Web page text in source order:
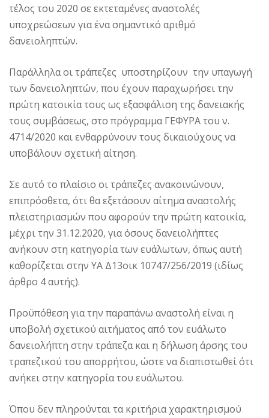
τέλος του 2020 σε εκτεταμένες αναστολές
υποχρεώσεων για ένα σημαντικό αριθμό
δανειοληπτών.
Παράλληλα οι τράπεζες υποστηρίζουν την υπαγωγή
των δανειοληπτών, που έχουν παραχωρήσει την
πρώτη κατοικία τους ως εξασφάλιση της δανειακής
τους συμβάσεως, στο πρόγραμμα ΓΕΦΥΡΑ του ν.
4714/2020 και ενθαρρύνουν τους δικαιούχους να
υποβάλουν σχετική αίτηση.
Σε αυτό το πλαίσιο οι τράπεζες ανακοινώνουν,
επιπρόσθετα, ότι θα εξετάσουν αίτημα αναστολής
πλειστηριασμών που αφορούν την πρώτη κατοικία,
μέχρι την 31.12.2020, για όσους δανειολήπτες
ανήκουν στη κατηγορία των ευάλωτων, όπως αυτή
καθορίζεται στην ΥΑ Δ13οικ 10747/256/2019 (ιδίως
άρθρο 4 αυτής).
Προϋπόθεση για την παραπάνω αναστολή είναι η
υποβολή σχετικού αιτήματος από τον ευάλωτο
δανειολήπτη στην τράπεζα και η δήλωση άρσης του
τραπεζικού του απορρήτου, ώστε να διαπιστωθεί ότι
ανήκει στην κατηγορία του ευάλωτου.
Όπου δεν πληρούνται τα κριτήρια χαρακτηρισμού